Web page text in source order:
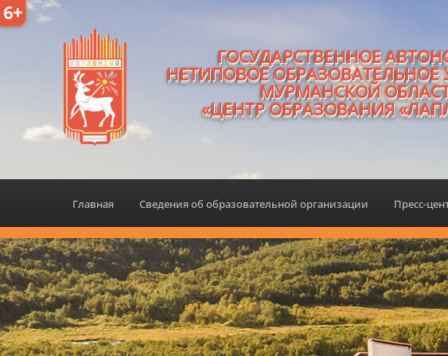
6+
ГОСУДАРСТВЕННОЕ
НЕТИПОВОЕ ОБРАЗОВАТЕЛЬНОЕ
МУРМАНСКОЙ
«ЦЕНТР ОБРАЗОВАНИЯ
Главная Сведения об образовательной организации Пресс-